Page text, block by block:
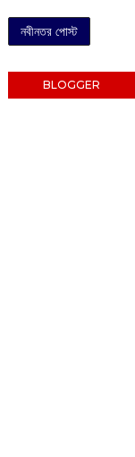
নবীনতর পোস্ট
BLOGGER